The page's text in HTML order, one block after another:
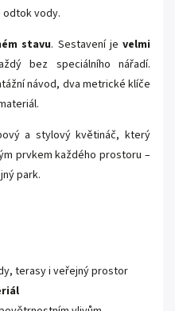
odtok vody.
stavu. Sestavení je velmi
bez speciálního nářadí.
návod, dva metrické klíče
a stylový květináč, který
prvkem každého prostoru –
park.
terasy i veřejný prostor